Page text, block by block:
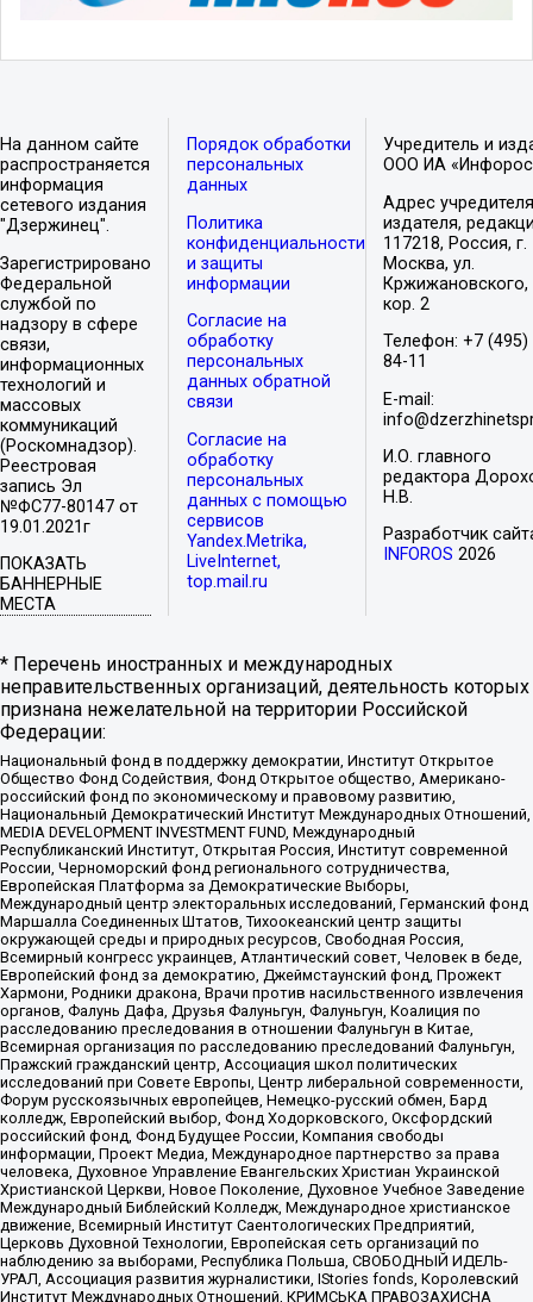
На данном сайте
распространяется
информация
сетевого издания
"Дзержинец".
Зарегистрировано
Федеральной
службой по
надзору в сфере
связи,
информационных
технологий и
массовых
коммуникаций
(Роскомнадзор).
Реестровая
запись Эл
№ФС77-80147 от
19.01.2021г
ПОКАЗАТЬ
БАННЕРНЫЕ
МЕСТА
Порядок обработки
персональных
данных
Политика
конфиденциальности
и защиты
информации
Согласие на
обработку
персональных
данных обратной
связи
Согласие на
обработку
персональных
данных с помощью
сервисов
Yandex.Metrika,
LiveInternet,
top.mail.ru
Учредитель и
ООО ИА
Адрес
издателя,
117218, Россия, г.
Москва, ул.
Кржижановского,
кор. 2
Телефон: +7 (495)
84-11
E-mail:
И.О. главного
редактора
Н.В.
Разработчик
INFOROS 2026
* Перечень иностранных и международных
неправительственных организаций, деятельность которых
признана нежелательной на территории Российской
Федерации:
Национальный фонд в поддержку демократии, Институт Открытое
Общество Фонд Содействия, Фонд Открытое общество, Американо-
российский фонд по экономическому и правовому развитию,
Национальный Демократический Институт Международных Отношений,
MEDIA DEVELOPMENT INVESTMENT FUND, Международный
Республиканский Институт, Открытая Россия, Институт современной
России, Черноморский фонд регионального сотрудничества,
Европейская Платформа за Демократические Выборы,
Международный центр электоральных исследований, Германский фонд
Маршалла Соединенных Штатов, Тихоокеанский центр защиты
окружающей среды и природных ресурсов, Свободная Россия,
Всемирный конгресс украинцев, Атлантический совет, Человек в беде,
Европейский фонд за демократию, Джеймстаунский фонд, Прожект
Хармони, Родники дракона, Врачи против насильственного извлечения
органов, Фалунь Дафа, Друзья Фалуньгун, Фалуньгун, Коалиция по
расследованию преследования в отношении Фалуньгун в Китае,
Всемирная организация по расследованию преследований Фалуньгун,
Пражский гражданский центр, Ассоциация школ политических
исследований при Совете Европы, Центр либеральной современности,
Форум русскоязычных европейцев, Немецко-русский обмен, Бард
колледж, Европейский выбор, Фонд Ходорковского, Оксфордский
российский фонд, Фонд Будущее России, Компания свободы
информации, Проект Медиа, Международное партнерство за права
человека, Духовное Управление Евангельских Христиан Украинской
Христианской Церкви, Новое Поколение, Духовное Учебное Заведение
Международный Библейский Колледж, Международное христианское
движение, Всемирный Институт Саентологических Предприятий,
Церковь Духовной Технологии, Европейская сеть организаций по
наблюдению за выборами, Республика Польша, СВОБОДНЫЙ ИДЕЛЬ-
УРАЛ, Ассоциация развития журналистики, IStories fonds, Королевский
Институт Международных Отношений, КРИМСЬКА ПРАВОЗАХИСНА